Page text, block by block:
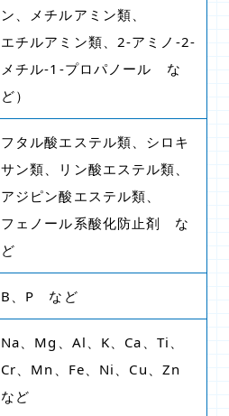
ン、メチルアミン類、
エチルアミン類、2-アミノ-2-
メチル-1-プロパノール な
ど）
フタル酸エステル類、シロキ
サン類、リン酸エステル類、
アジピン酸エステル類、
フェノール系酸化防止剤 な
ど
B、P など
Na、Mg、Al、K、Ca、Ti、
Cr、Mn、Fe、Ni、Cu、Zn
など